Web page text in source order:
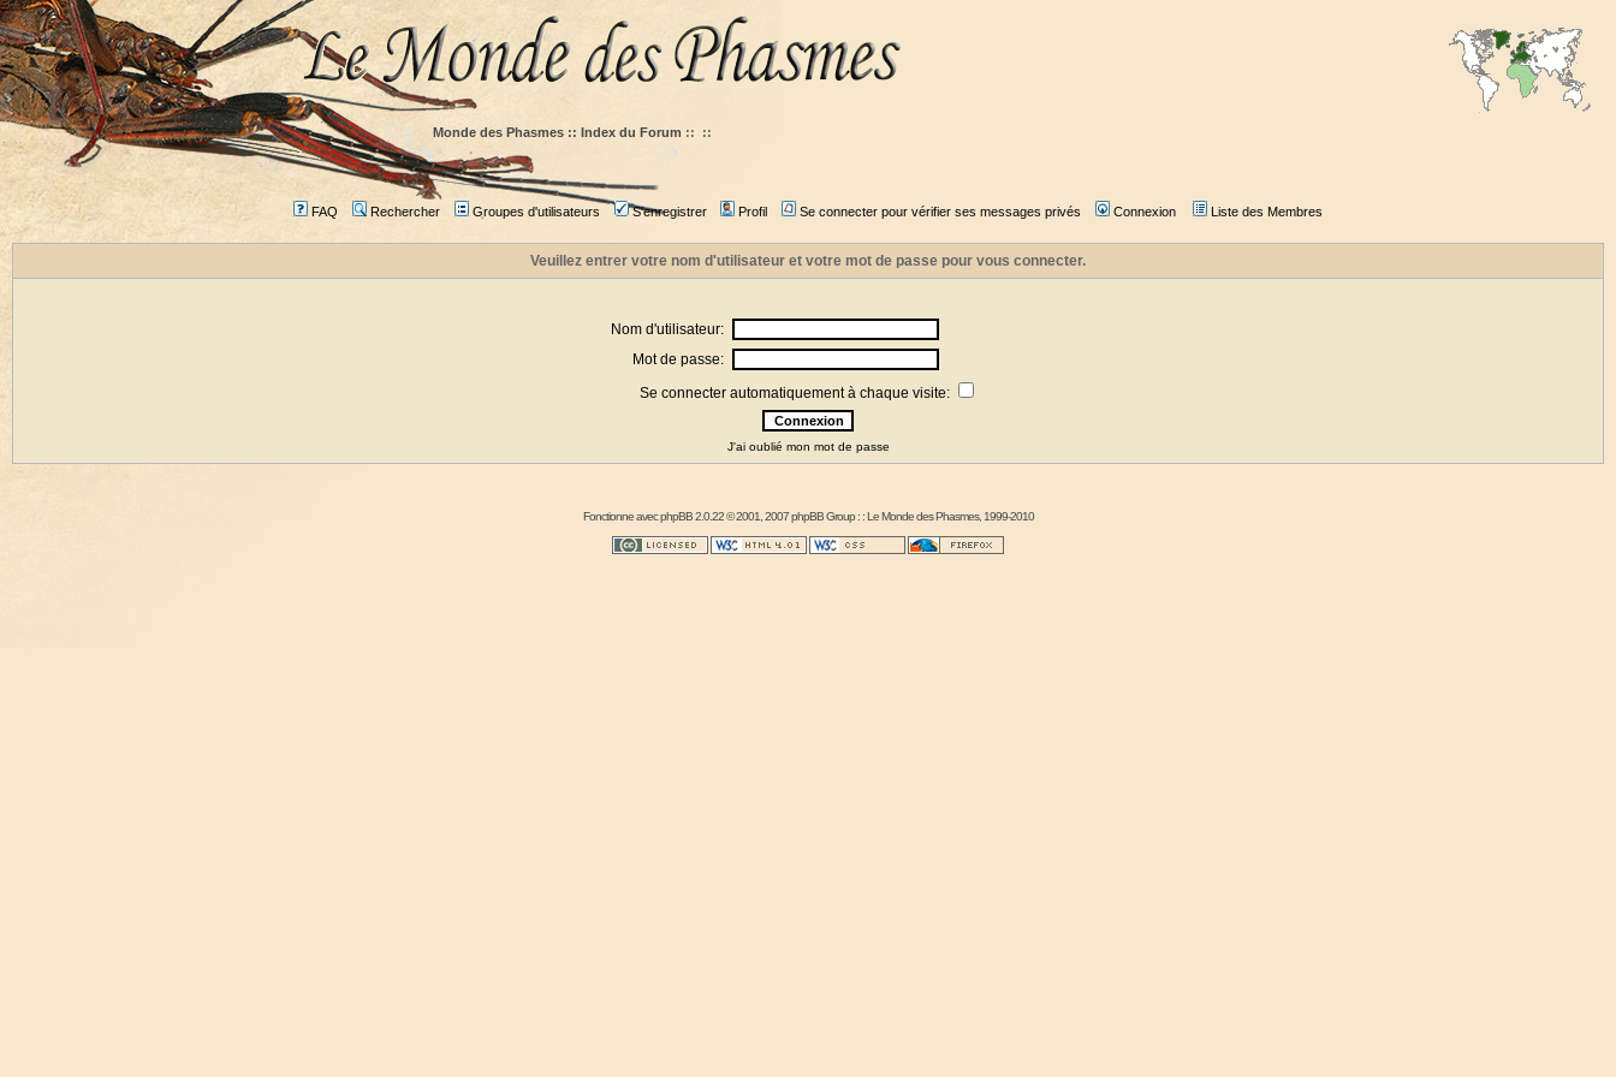
Monde des Phasmes :: Index du Forum :: ::
FAQ Rechercher Groupes d'utilisateurs S'enregistrer Profil Se connecter pour vérifier ses messages privés Connexion Liste des Membres
Veuillez entrer votre nom d'utilisateur et votre mot de passe pour vous connecter.
Nom d'utilisateur:
Mot de passe:
Se connecter automatiquement à chaque visite:
J'ai oublié mon mot de passe
Fonctionne avecphpBB2.0.22 © 2001, 2007 phpBB Group : :Le Monde des Phasmes, 1999-2010